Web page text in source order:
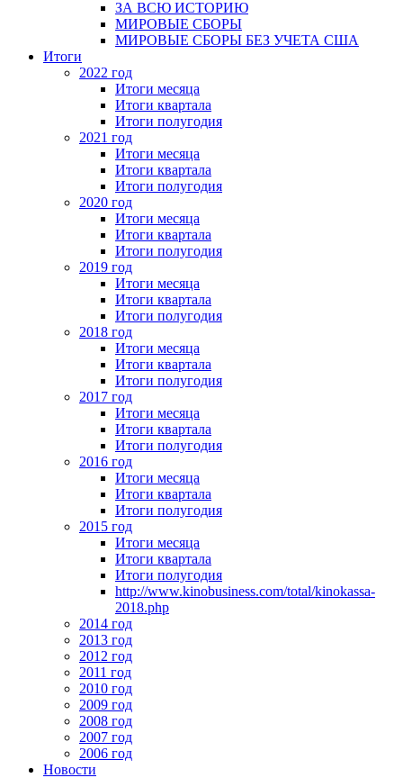
ЗА ВСЮ ИСТОРИЮ
МИРОВЫЕ СБОРЫ
МИРОВЫЕ СБОРЫ БЕЗ УЧЕТА США
Итоги
2022 год
Итоги месяца
Итоги квартала
Итоги полугодия
2021 год
Итоги месяца
Итоги квартала
Итоги полугодия
2020 год
Итоги месяца
Итоги квартала
Итоги полугодия
2019 год
Итоги месяца
Итоги квартала
Итоги полугодия
2018 год
Итоги месяца
Итоги квартала
Итоги полугодия
2017 год
Итоги месяца
Итоги квартала
Итоги полугодия
2016 год
Итоги месяца
Итоги квартала
Итоги полугодия
2015 год
Итоги месяца
Итоги квартала
Итоги полугодия
http://www.kinobusiness.com/total/kinokassa-
2018.php
2014 год
2013 год
2012 год
2011 год
2010 год
2009 год
2008 год
2007 год
2006 год
Новости